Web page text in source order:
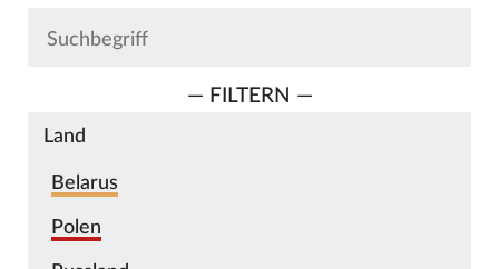
— FILTERN —
Land
Belarus
Polen